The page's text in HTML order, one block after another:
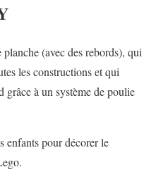
planche (avec des rebords), qui
les constructions et qui
grâce à un système de poulie
enfants pour décorer le